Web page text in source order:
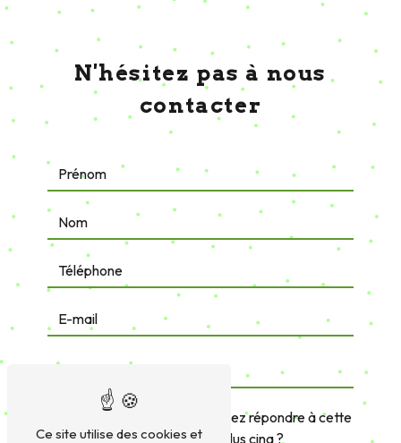
En cochant cette case, j'accepte les conditions
particulières ci-dessous **
Nous intervenons sur ces villes